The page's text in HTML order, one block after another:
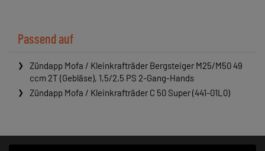
Passend auf
Zündapp Mofa / Kleinkrafträder Bergsteiger M25/M50 49
ccm 2T (Gebläse), 1,5/2,5 PS 2-Gang-Hands
Zündapp Mofa / Kleinkrafträder C 50 Super (441-01L0)